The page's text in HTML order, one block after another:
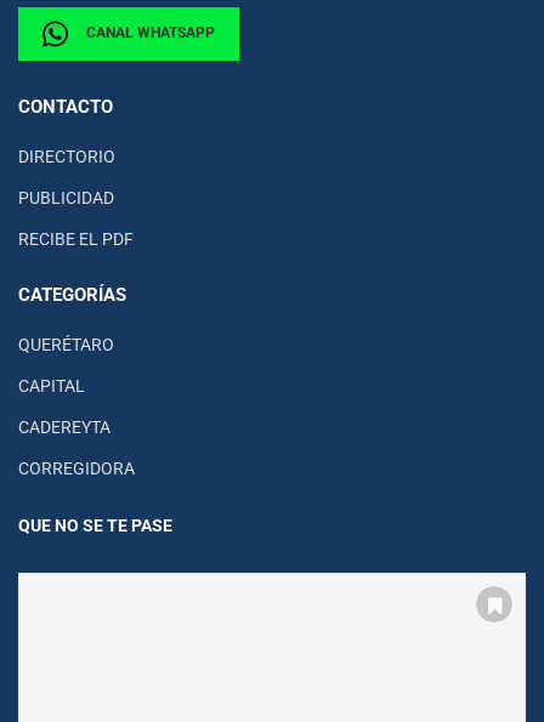
CANAL WHATSAPP
CONTACTO
DIRECTORIO
PUBLICIDAD
RECIBE EL PDF
CATEGORÍAS
QUERÉTARO
CAPITAL
CADEREYTA
CORREGIDORA
QUE NO SE TE PASE